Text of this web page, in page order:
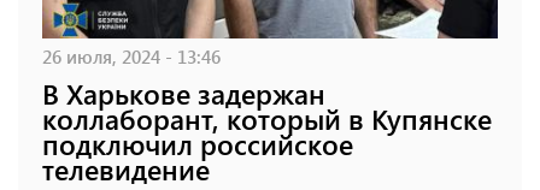
26 июля, 2024 - 13:46
В Харькове задержан
коллаборант, который в Купянске
подключил российское
телевидение